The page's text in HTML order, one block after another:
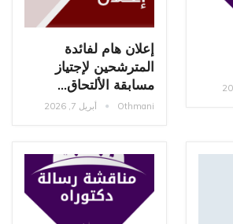
إعلان هام لفائدة
المترشحين لإجتياز
مسابقة الألتحاق…
Othmani أبريل 7, 2026